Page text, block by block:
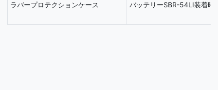
ラバープロテクションケース バッテリーSBR-54LI装着時